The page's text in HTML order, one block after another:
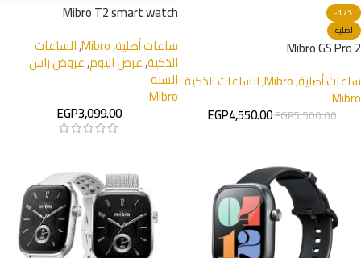
-17%
اصليه
Mibro GS Pro 2
ساعات أصلية,
Mibro
,الساعات الذكية
Mibro
EGP5,500.00
EGP4,550.00
Mibro T2 smart watch
ساعات أصلية,
Mibro
,الساعات
الذكية,عرض اليوم,عروض راس
السنه
Mibro
EGP3,099.00